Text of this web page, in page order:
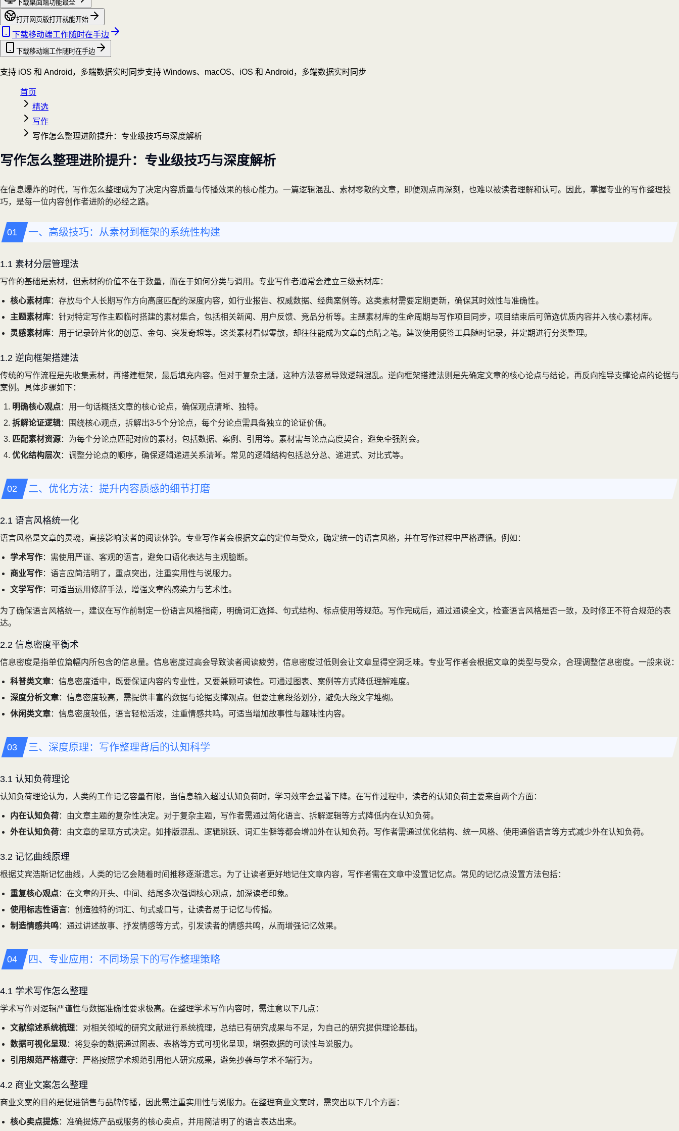
下载桌面端功能最全
打开网页版打开就能开始
下载移动端工作随时在手边
下载移动端工作随时在手边
支持 iOS 和 Android，多端数据实时同步支持 Windows、macOS、iOS 和 Android，多端数据实时同步
首页
精选
写作
写作怎么整理进阶提升：专业级技巧与深度解析
写作怎么整理进阶提升：专业级技巧与深度解析
在信息爆炸的时代，写作怎么整理成为了决定内容质量与传播效果的核心能力。一篇逻辑混乱、素材零散的文章，即便观点再深刻，也难以被读者理解和认可。因此，掌握专业的写作整理技
巧，是每一位内容创作者进阶的必经之路。
一、高级技巧：从素材到框架的系统性构建
1.1 素材分层管理法
写作的基础是素材，但素材的价值不在于数量，而在于如何分类与调用。专业写作者通常会建立三级素材库：
核心素材库：存放与个人长期写作方向高度匹配的深度内容，如行业报告、权威数据、经典案例等。这类素材需要定期更新，确保其时效性与准确性。
主题素材库：针对特定写作主题临时搭建的素材集合，包括相关新闻、用户反馈、竞品分析等。主题素材库的生命周期与写作项目同步，项目结束后可筛选优质内容并入核心素材库。
灵感素材库：用于记录碎片化的创意、金句、突发奇想等。这类素材看似零散，却往往能成为文章的点睛之笔。建议使用便签工具随时记录，并定期进行分类整理。
1.2 逆向框架搭建法
传统的写作流程是先收集素材，再搭建框架，最后填充内容。但对于复杂主题，这种方法容易导致逻辑混乱。逆向框架搭建法则是先确定文章的核心论点与结论，再反向推导支撑论点的论据与
案例。具体步骤如下：
明确核心观点：用一句话概括文章的核心论点，确保观点清晰、独特。
拆解论证逻辑：围绕核心观点，拆解出3-5个分论点，每个分论点需具备独立的论证价值。
匹配素材资源：为每个分论点匹配对应的素材，包括数据、案例、引用等。素材需与论点高度契合，避免牵强附会。
优化结构层次：调整分论点的顺序，确保逻辑递进关系清晰。常见的逻辑结构包括总分总、递进式、对比式等。
二、优化方法：提升内容质感的细节打磨
2.1 语言风格统一化
语言风格是文章的灵魂，直接影响读者的阅读体验。专业写作者会根据文章的定位与受众，确定统一的语言风格，并在写作过程中严格遵循。例如：
学术写作：需使用严谨、客观的语言，避免口语化表达与主观臆断。
商业写作：语言应简洁明了，重点突出，注重实用性与说服力。
文学写作：可适当运用修辞手法，增强文章的感染力与艺术性。
为了确保语言风格统一，建议在写作前制定一份语言风格指南，明确词汇选择、句式结构、标点使用等规范。写作完成后，通过通读全文，检查语言风格是否一致，及时修正不符合规范的表
达。
2.2 信息密度平衡术
信息密度是指单位篇幅内所包含的信息量。信息密度过高会导致读者阅读疲劳，信息密度过低则会让文章显得空洞乏味。专业写作者会根据文章的类型与受众，合理调整信息密度。一般来说：
科普类文章：信息密度适中，既要保证内容的专业性，又要兼顾可读性。可通过图表、案例等方式降低理解难度。
深度分析文章：信息密度较高，需提供丰富的数据与论据支撑观点。但要注意段落划分，避免大段文字堆砌。
休闲类文章：信息密度较低，语言轻松活泼，注重情感共鸣。可适当增加故事性与趣味性内容。
三、深度原理：写作整理背后的认知科学
3.1 认知负荷理论
认知负荷理论认为，人类的工作记忆容量有限，当信息输入超过认知负荷时，学习效率会显著下降。在写作过程中，读者的认知负荷主要来自两个方面：
内在认知负荷：由文章主题的复杂性决定。对于复杂主题，写作者需通过简化语言、拆解逻辑等方式降低内在认知负荷。
外在认知负荷：由文章的呈现方式决定。如排版混乱、逻辑跳跃、词汇生僻等都会增加外在认知负荷。写作者需通过优化结构、统一风格、使用通俗语言等方式减少外在认知负荷。
3.2 记忆曲线原理
根据艾宾浩斯记忆曲线，人类的记忆会随着时间推移逐渐遗忘。为了让读者更好地记住文章内容，写作者需在文章中设置记忆点。常见的记忆点设置方法包括：
重复核心观点：在文章的开头、中间、结尾多次强调核心观点，加深读者印象。
使用标志性语言：创造独特的词汇、句式或口号，让读者易于记忆与传播。
制造情感共鸣：通过讲述故事、抒发情感等方式，引发读者的情感共鸣，从而增强记忆效果。
四、专业应用：不同场景下的写作整理策略
4.1 学术写作怎么整理
学术写作对逻辑严谨性与数据准确性要求极高。在整理学术写作内容时，需注意以下几点：
文献综述系统梳理：对相关领域的研究文献进行系统梳理，总结已有研究成果与不足，为自己的研究提供理论基础。
数据可视化呈现：将复杂的数据通过图表、表格等方式可视化呈现，增强数据的可读性与说服力。
引用规范严格遵守：严格按照学术规范引用他人研究成果，避免抄袭与学术不端行为。
4.2 商业文案怎么整理
商业文案的目的是促进销售与品牌传播，因此需注重实用性与说服力。在整理商业文案时，需突出以下几个方面：
核心卖点提炼：准确提炼产品或服务的核心卖点，并用简洁明了的语言表达出来。